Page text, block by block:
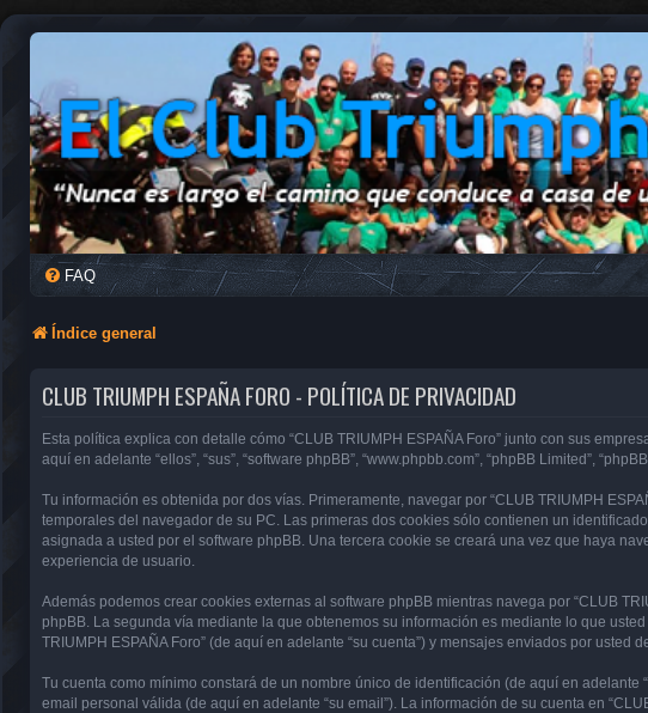
FAQ
Índice general
CLUB TRIUMPH ESPAÑA FORO - POLÍTICA DE PRIVACIDAD
Esta política explica con detalle cómo “CLUB TRIUMPH ESPAÑA Foro” junto con sus
aquí en adelante “ellos”, “sus”, “software phpBB”, “www.phpbb.com”, “phpBB Limited”,
Tu información es obtenida por dos vías. Primeramente, navegar por “CLUB TRIUMPH
temporales del navegador de su PC. Las primeras dos cookies sólo contienen un
asignada a usted por el software phpBB. Una tercera cookie se creará una vez que haya
experiencia de usuario.
Además podemos crear cookies externas al software phpBB mientras navega por “CLUB
phpBB. La segunda vía mediante la que obtenemos su información es mediante lo que
TRIUMPH ESPAÑA Foro” (de aquí en adelante “su cuenta”) y mensajes enviados por
Tu cuenta como mínimo constará de un nombre único de identificación (de aquí en
email personal válida (de aquí en adelante “su email”). La información de su cuenta en